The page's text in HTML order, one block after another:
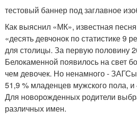
тестовый баннер под заглавное
Как выяснил «МК», известная
«десять девчонок по статистике 9
для столицы. За первую половину
Белокаменной появилось на свет
чем девочек. Но ненамного - ЗАГСы
51,9 % младенцев мужского пола, и
Для новорожденных родители
различных имен.